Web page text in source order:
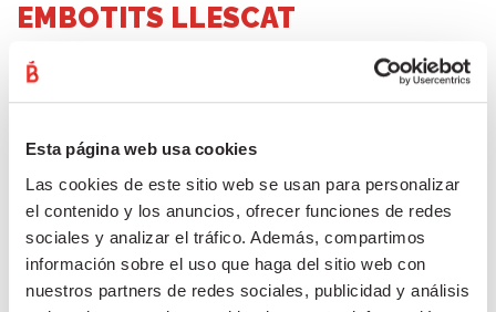
Esta página web usa cookies
Las cookies de este sitio web se usan para personalizar
el contenido y los anuncios, ofrecer funciones de redes
sociales y analizar el tráfico. Además, compartimos
información sobre el uso que haga del sitio web con
nuestros partners de redes sociales, publicidad y análisis
EMBOTITS LLESCAT
Cada dia són més les persones que prefereixencomprar
embotits llescats, ja que poden gaudir de la mateixa
de consumir i conservar.
En el nostre catàleg es trobarà amb tota mena d’embotits
llescats. Com pot comprovar, tenim els millors embotits
llescats, una magnífica selecció de productes i sabors típics i
característics de la nostra gastronomia.